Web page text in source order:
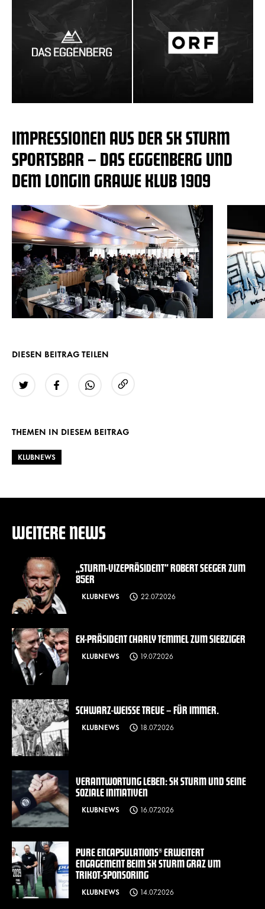
IMPRESSIONEN AUS DER SK STURM
SPORTSBAR – DAS EGGENBERG UND
DEM LONGIN GRAWE KLUB 1909
DIESEN BEITRAG TEILEN
THEMEN IN DIESEM BEITRAG
KLUBNEWS
WEITERE NEWS
„STURM-VIZEPRÄSIDENT“ ROBERT SEEGER ZUM
85ER
KLUBNEWS 22.07.2026
EX-PRÄSIDENT CHARLY TEMMEL ZUM SIEBZIGER
KLUBNEWS 19.07.2026
SCHWARZ-WEISSE TREUE – FÜR IMMER.
KLUBNEWS 18.07.2026
VERANTWORTUNG LEBEN: SK STURM UND SEINE
SOZIALE INITIATIVEN
KLUBNEWS 16.07.2026
PURE ENCAPSULATIONS® ERWEITERT
ENGAGEMENT BEIM SK STURM GRAZ UM
TRIKOT-SPONSORING
KLUBNEWS 14.07.2026